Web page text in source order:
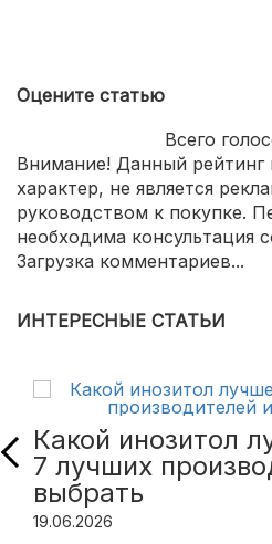
Оцените статью
Всего
Внимание! Данный рейтинг
характер, не является
руководством к покупке.
необходима консультация
Загрузка комментариев...
ИНТЕРЕСНЫЕ СТАТЬИ
Какой инозитол
7 лучших
выбрать
19.06.2026